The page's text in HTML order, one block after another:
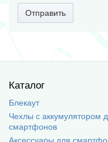
Отправить
Каталог
Блекаут
Чехлы с аккумулятором
смартфонов